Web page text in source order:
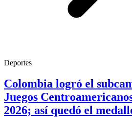
Deportes
Colombia logró el
Juegos
2026; así quedó el